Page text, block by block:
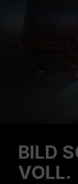
BILD
VOLL.
Previous